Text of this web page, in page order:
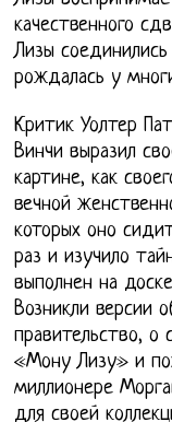
качественного
Лизы
рождалась у
Критик Уолтер
Винчи выразил
картине, как
вечной
которых оно
раз и изучило
выполнен на
Возникли версии
правительство,
«Мону Лизу» и
миллионере
для своей